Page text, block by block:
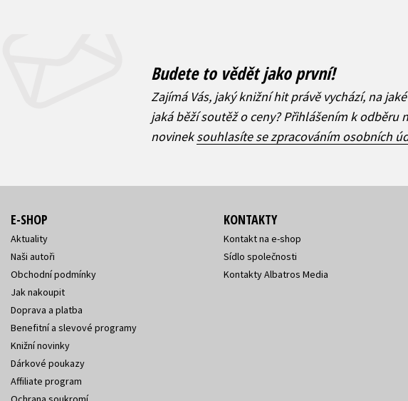
Budete to vědět jako první!
Zajímá Vás, jaký knižní hit právě vychází, na
jaká běží soutěž o ceny? Přihlášením k odběru
novineksouhlasíte se zpracováním osobních
E-SHOP
Aktuality
Naši autoři
Obchodní podmínky
Jak nakoupit
Doprava a platba
Benefitní a slevové programy
Knižní novinky
Dárkové poukazy
Affiliate program
KONTAKTY
Kontakt na e-shop
Sídlo společnosti
Kontakty Albatros Media